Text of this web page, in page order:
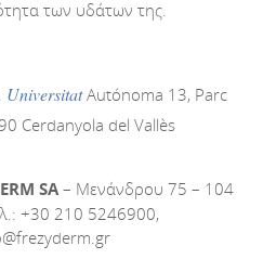
των υδάτων της.
UniversitatAutónoma 13, Parc
Cerdanyola del Vallès
SA– Μενάνδρου 75 – 104
+30 210 5246900,